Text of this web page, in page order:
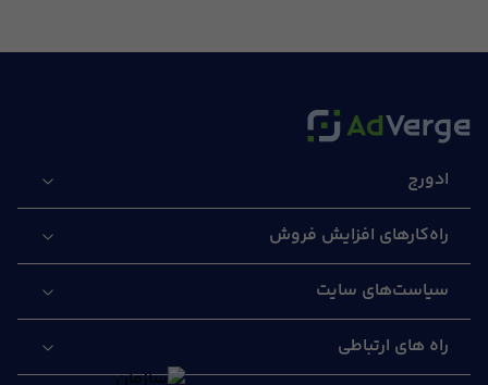
ادورج
راه‌کارهای افزایش فروش
سیاست‌های سایت
راه های ارتباطی